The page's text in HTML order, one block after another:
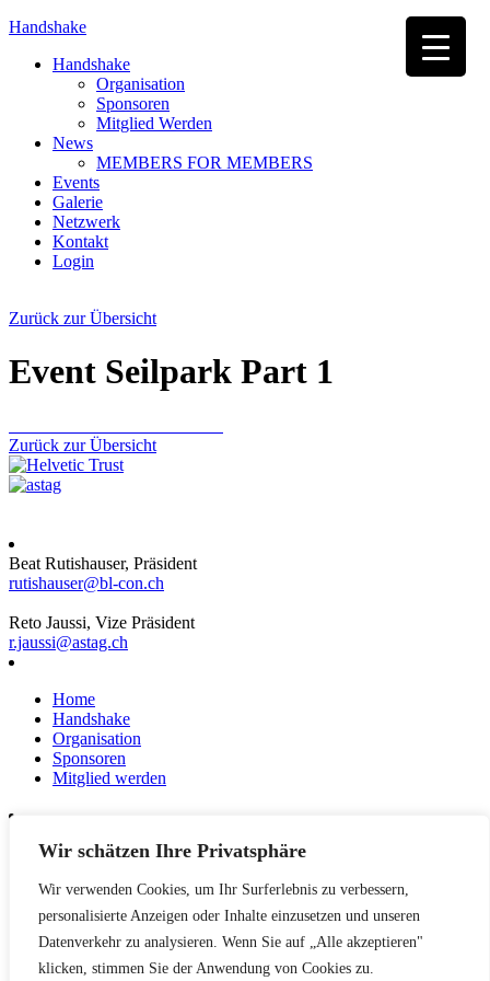
Wir schätzen Ihre Privatsphäre
Wir verwenden Cookies, um Ihr Surferlebnis zu verbessern,
personalisierte Anzeigen oder Inhalte einzusetzen und unseren
Datenverkehr zu analysieren. Wenn Sie auf „Alle akzeptieren"
klicken, stimmen Sie der Anwendung von Cookies zu.
Handshake
Handshake
Organisation
Sponsoren
Mitglied Werden
News
MEMBERS FOR MEMBERS
Events
Galerie
Netzwerk
Kontakt
Login
Zurück zur Übersicht
Event Seilpark Part 1
Zurück zur Übersicht
Beat Rutishauser, Präsident
rutishauser@bl-con.ch
Reto Jaussi, Vize Präsident
r.jaussi@astag.ch
Home
Handshake
Organisation
Sponsoren
Mitglied werden
News
Netzwerk
Kontakt